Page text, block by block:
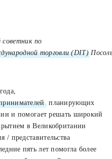
по
торговли (DIT)
, планирующих
и помогает решать широкий
в Великобритании
/ представительства
пять лет помогла более